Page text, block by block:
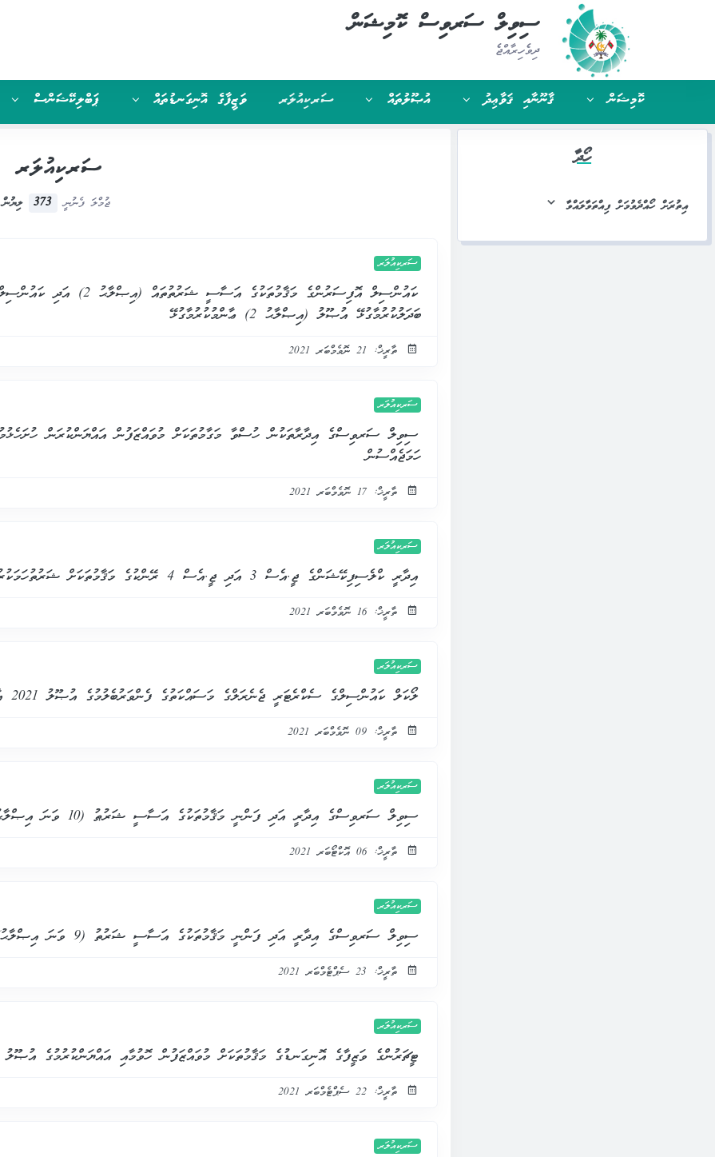
ސިވިލް ސަރވިސް ކޮމިޝަން
ދިވެހިރާއްޖެ
ކޮމިޝަން ޤާނޫނާއި ޤަވާޢިދު އުޞޫލުތައް ސަރކިއުލަރ ވަޒީފާގެ އޮނިގަނޑުތައް ޕަބްލިކޭޝަންސް
ހޯދާ
އިތުރަށް ހޯއްދެވުމަށް ފިއްތަވާލައްވާ
ސަރކިއުލަރ
ޖުމްލަ ފެނުނީ 373 ލިޔުން
ސަރކިއުލަރ
ކައުންސިލް އޮފިސަރުންގެ
ބަދަލުކުރުމާގުޅޭ އުޞޫލު (އިޞްލާޙު 2) ޢާންމުކުރުމާގުޅޭ
ތާރީޚް: 21 ނޮވެމްބަރ 2021
ސަރކިއުލަރ
ސިވިލް ސަރވިސްގެ އިދާރާތަކުން ހުސްވާ މަގާމުތަކަށް މުވައްޒަފުން އައްޔަންކުރަން
ހަމަޖެއްސުން
ތާރީޚް: 17 ނޮވެމްބަރ 2021
ސަރކިއުލަރ
އިދާރީ ކްލެސިފިކޭޝަންގެ ޖީ.އެސް 3 އަދި ޖީ.އެސް 4 ރޭންކުގެ މަޤާމުތަކަށް ޝަރުތުހަމަކުރުމާ ގުޅޭ
ތާރީޚް: 16 ނޮވެމްބަރ 2021
ސަރކިއުލަރ
ލޯކަލް ކައުންސިލްގެ ސެކްރެޓަރީ ޖެނެރަލްގެ މަސައްކަތުގެ ފެންވަރުބެލުމުގެ އުޞޫލު 2021 އާންމުކުރުން
ތާރީޚް: 09 ނޮވެމްބަރ 2021
ސަރކިއުލަރ
ސިވިލް ސަރވިސްގެ އިދާރީ އަދި ފަންނީ މަޤާމުތަކުގެ އަސާސީ ޝަރުޠު (10 ވަނަ އިޞްލާޙު) ޢާންމުކުރުމާއި ގުޅޭ
ތާރީޚް: 06 އޮކްޓޯބަރ 2021
ސަރކިއުލަރ
ސިވިލް ސަރވިސްގެ އިދާރީ އަދި ފަންނީ މަޤާމުތަކުގެ އަސާސީ ޝަރުތު (9 ވަނަ އިޞްލާޙު) އާ ގުޅޭ
ތާރީޚް: 23 ސެޕްޓެމްބަރ 2021
ސަރކިއުލަރ
ޓީޗަރުންގެ ވަޒީފާގެ އޮނިގަނޑުގެ މަޤާމުތަކަށް މުވައްޒަފުން ހޮވުމާއި އައްޔަންކުރުމުގެ
ތާރީޚް: 22 ސެޕްޓެމްބަރ 2021
ސަރކިއުލަރ